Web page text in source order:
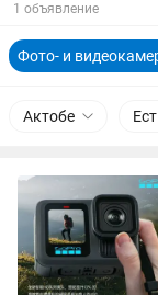
1 объявление
Фото- и
Актобе